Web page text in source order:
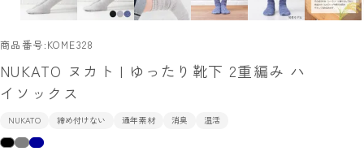
商品番号 KOME328
NUKATO ヌカト | ゆったり靴下 2重編み ハ
イソックス
NUKATO 締め付けない 通年素材 消臭 温活